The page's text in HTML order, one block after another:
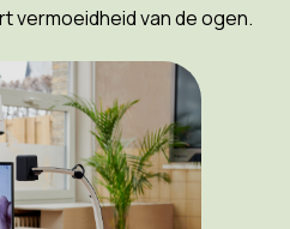
vermoeidheid van de ogen.